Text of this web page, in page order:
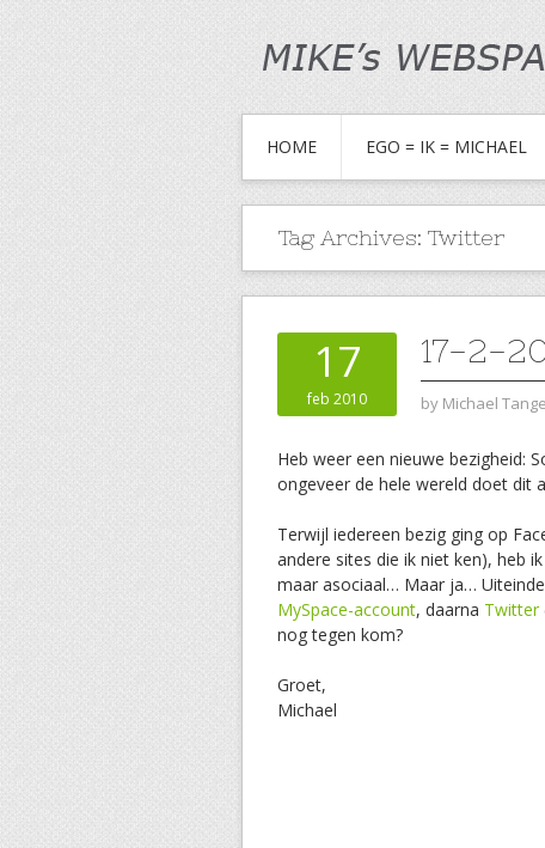
HOME EGO = IK = MICHAEL
Tag Archives: Twitter
17
feb 2010
17-2-
by Michael
Heb weer een nieuwe bezigheid:
ongeveer de hele wereld doet dit
Terwijl iedereen bezig ging op
andere sites die ik niet ken), heb
maar asociaal… Maar ja…
MySpace-account, daarna Twitter
nog tegen kom?
Groet,
Michael